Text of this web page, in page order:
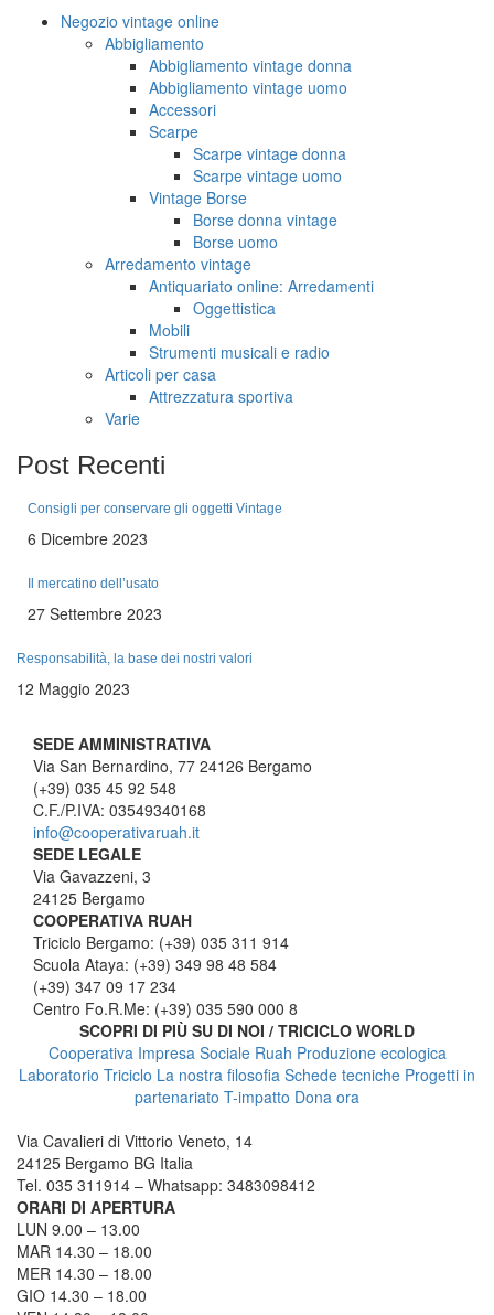
Negozio vintage online
Abbigliamento
Abbigliamento vintage donna
Abbigliamento vintage uomo
Accessori
Scarpe
Scarpe vintage donna
Scarpe vintage uomo
Vintage Borse
Borse donna vintage
Borse uomo
Arredamento vintage
Antiquariato online: Arredamenti
Oggettistica
Mobili
Strumenti musicali e radio
Articoli per casa
Attrezzatura sportiva
Varie
Post Recenti
Consigli per conservare gli oggetti Vintage
6 Dicembre 2023
Il mercatino dell’usato
27 Settembre 2023
Responsabilità, la base dei nostri valori
12 Maggio 2023
SEDE AMMINISTRATIVA
Via San Bernardino, 77 24126 Bergamo
(+39) 035 45 92 548
C.F./P.IVA: 03549340168
info@cooperativaruah.it
SEDE LEGALE
Via Gavazzeni, 3
24125 Bergamo
COOPERATIVA RUAH
Triciclo Bergamo: (+39) 035 311 914
Scuola Ataya: (+39) 349 98 48 584
(+39) 347 09 17 234
Centro Fo.R.Me: (+39) 035 590 000 8
SCOPRI DI PIÙ SU DI NOI / TRICICLO WORLD
Cooperativa Impresa Sociale Ruah Produzione ecologica
Laboratorio Triciclo La nostra filosofia Schede tecniche Progetti in
partenariato T-impatto Dona ora
Via Cavalieri di Vittorio Veneto, 14
24125 Bergamo BG Italia
Tel. 035 311914 – Whatsapp: 3483098412
ORARI DI APERTURA
LUN 9.00 – 13.00
MAR 14.30 – 18.00
MER 14.30 – 18.00
GIO 14.30 – 18.00